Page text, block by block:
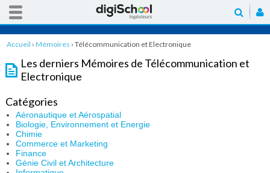
Accueil › Mémoires › Télécommunication et Electronique
Les derniers Mémoires de Télécommunication et
Electronique
Catégories
Aéronautique et Aérospatial
Biologie, Environnement et Energie
Chimie
Commerce et Marketing
Finance
Génie Civil et Architecture